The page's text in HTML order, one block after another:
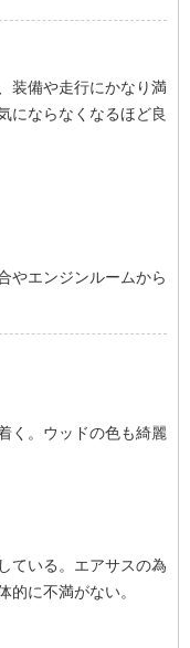
装備や走行にかなり満
にならなくなるほど良
やエンジンルームから
く。ウッドの色も綺麗
ている。エアサスの為
的に不満がない。